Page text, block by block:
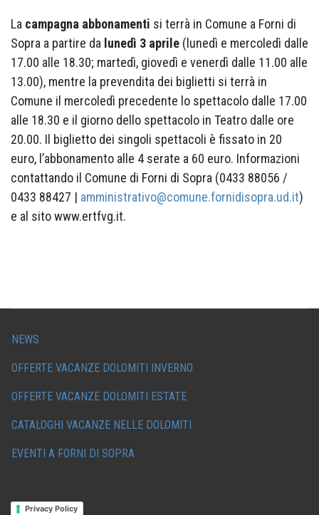
La campagna abbonamenti si terrà in Comune a Forni di
Sopra a partire da lunedì 3 aprile (lunedì e mercoledì dalle
17.00 alle 18.30; martedì, giovedì e venerdì dalle 11.00 alle
13.00), mentre la prevendita dei biglietti si terrà in
Comune il mercoledì precedente lo spettacolo dalle 17.00
alle 18.30 e il giorno dello spettacolo in Teatro dalle ore
20.00. Il biglietto dei singoli spettacoli è fissato in 20
euro, l’abbonamento alle 4 serate a 60 euro. Informazioni
contattando il Comune di Forni di Sopra (0433 88056 /
0433 88427 | amministrativo@comune.fornidisopra.ud.it)
e al sito www.ertfvg.it.
NEWS
OFFERTE VACANZE DOLOMITI INVERNO
OFFERTE VACANZE DOLOMITI ESTATE
CATALOGHI VACANZE NELLE DOLOMITI
EVENTI A FORNI DI SOPRA
Privacy Policy